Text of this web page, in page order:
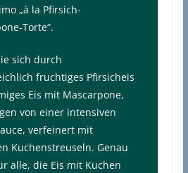
„à la Pfirsich-
Torte“.
sich durch
fruchtiges Pfirsicheis
Eis mit Mascarpone,
von einer intensiven
verfeinert mit
Kuchenstreuseln. Genau
alle, die Eis mit Kuchen